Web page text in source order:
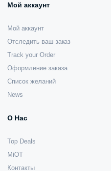
Мой аккаунт
Мой аккаунт
Отследить ваш заказ
Track your Order
Оформление заказа
Список желаний
News
О Нас
Top Deals
MiOT
Контакты